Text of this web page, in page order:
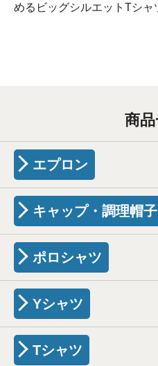
めるビッグシルエットTシャ
商
エプロン
キャップ・調理帽子
ポロシャツ
Yシャツ
Tシャツ